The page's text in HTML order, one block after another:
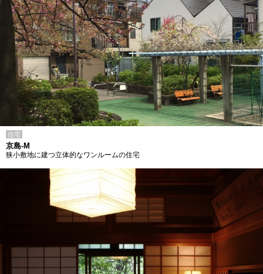
住宅
京島-M
狭小敷地に建つ立体的なワンルームの住宅